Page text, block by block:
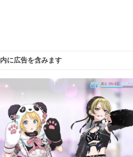
に広告を含みます